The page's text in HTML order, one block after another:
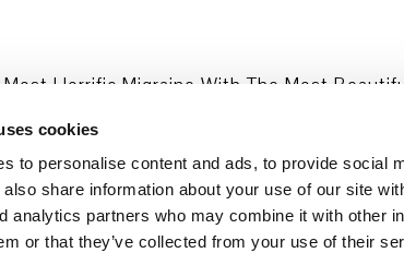
cookies
to personalise content and ads, to provide social
share information about your use of our site
analytics partners who may combine it with other
or that they’ve collected from your use of their
Horrific Migraine With The Most
cm Ko-produziert vom Frankfurter
und originale Substanzen
Impressum Datenschutz Cookie Policy